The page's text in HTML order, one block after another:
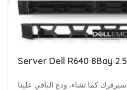
Server Dell R640 8Bay 2.5